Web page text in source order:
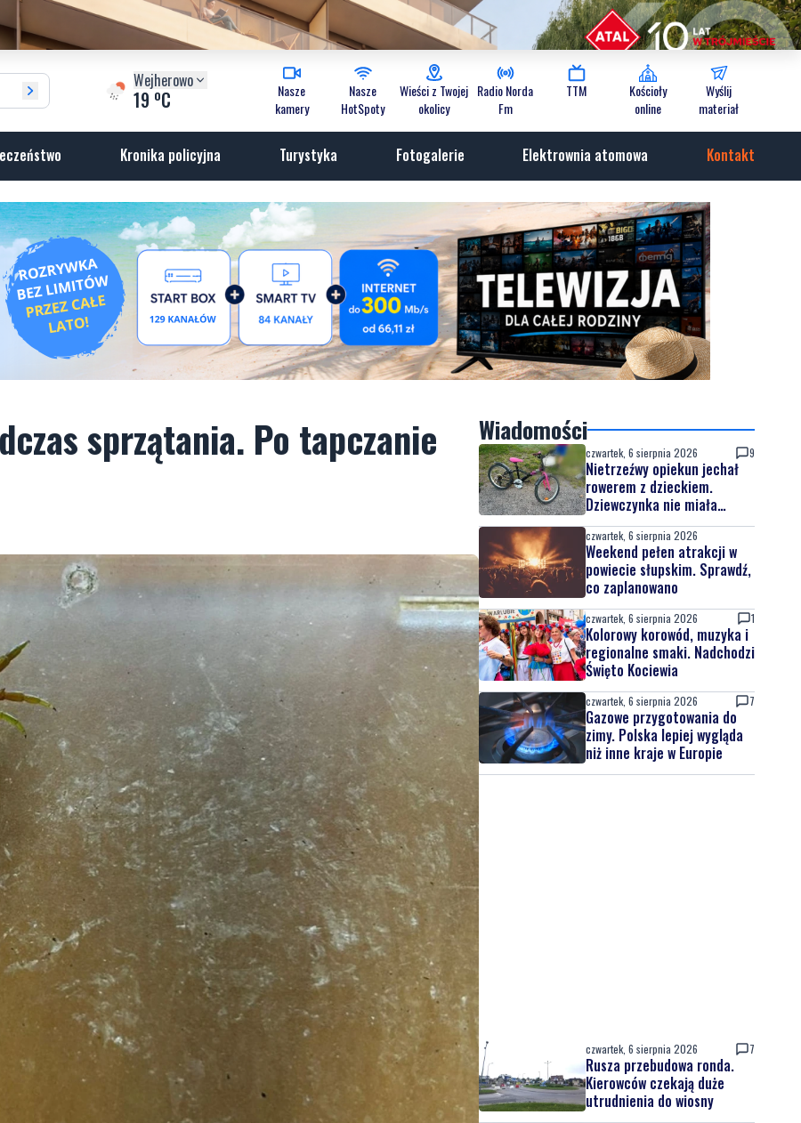
Wejherowo
19 oC
Nasze
kamery
Nasze
HotSpoty
Wieści z Twojej
okolicy
Radio Norda
Fm
TTM
Kościoły
online
Wyślij
materiał
Kronika policyjna Turystyka Fotogalerie Elektrownia atomowa Kontakt
sprzątania. Po tapczanie
Wiadomości
czwartek, 6 sierpnia 2026 9
Nietrzeźwy opiekun jechał
rowerem z dzieckiem.
Dziewczynka nie miała
kasku
czwartek, 6 sierpnia 2026
Weekend pełen atrakcji w
powiecie słupskim. Sprawdź,
co zaplanowano
czwartek, 6 sierpnia 2026 1
Kolorowy korowód, muzyka i
regionalne smaki. Nadchodzi
Święto Kociewia
czwartek, 6 sierpnia 2026 7
Gazowe przygotowania do
zimy. Polska lepiej wygląda
niż inne kraje w Europie
czwartek, 6 sierpnia 2026 7
Rusza przebudowa ronda.
Kierowców czekają duże
utrudnienia do wiosny